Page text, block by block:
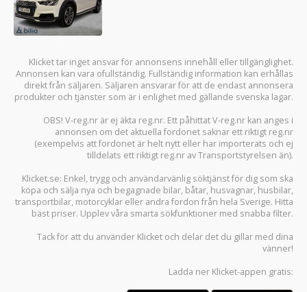
Klicket tar inget ansvar för annonsens innehåll eller tillgänglighet.
Annonsen kan vara ofullständig. Fullständig information kan erhållas
direkt från säljaren. Säljaren ansvarar för att de endast annonsera
produkter och tjänster som är i enlighet med gällande svenska lagar.
OBS! V-reg.nr är ej äkta reg.nr. Ett påhittat V-reg.nr kan anges i
annonsen om det aktuella fordonet saknar ett riktigt reg.nr
(exempelvis att fordonet är helt nytt eller har importerats och ej
tilldelats ett riktigt reg.nr av Transportstyrelsen än).
Klicket.se: Enkel, trygg och användarvänlig söktjänst för dig som ska
köpa och sälja nya och begagnade bilar, båtar, husvagnar, husbilar,
transportbilar, motorcyklar eller andra fordon från hela Sverige. Hitta
bäst priser. Upplev våra smarta sökfunktioner med snabba filter.
Tack för att du använder Klicket och delar det du gillar med dina
vänner!
Ladda ner Klicket-appen gratis: